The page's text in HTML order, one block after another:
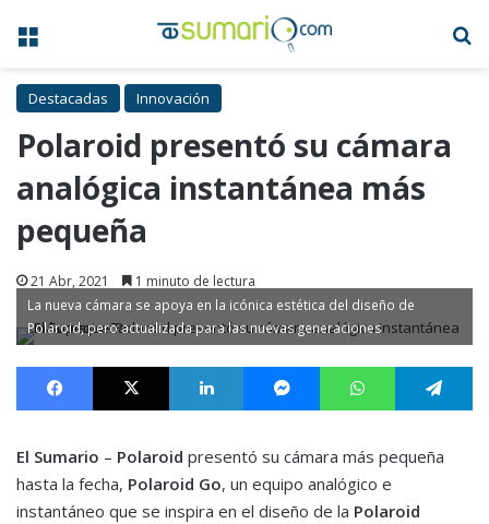
Menú
Destacadas Innovación
Polaroid presentó su cámara
analógica instantánea más
pequeña
21 Abr, 2021 1 minuto de lectura
La nueva cámara se apoya en la icónica estética del diseño de
Polaroid, pero actualizada para las nuevas generaciones
Facebook X LinkedIn MessengerWhatsApp
El Sumario – Polaroid presentó su cámara más pequeña
hasta la fecha, Polaroid Go, un equipo analógico e
instantáneo que se inspira en el diseño de la Polaroid